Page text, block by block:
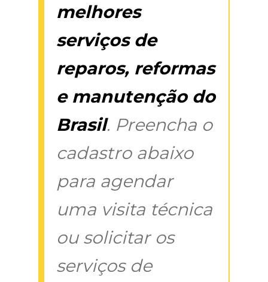
melhores
serviços de
reparos, reformas
e manutenção do
Brasil. Preencha o
cadastro abaixo
para agendar
uma visita técnica
ou solicitar os
serviços de